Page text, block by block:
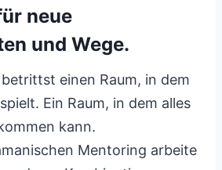
neue
und Wege.
einen Raum, in dem
Ein Raum, in dem alles
kann.
Mentoring arbeite